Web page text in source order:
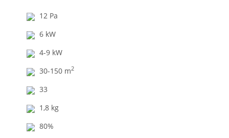
12 Pa
6 kW
4-9 kW
30-150 m2
33
1,8 kg
80%